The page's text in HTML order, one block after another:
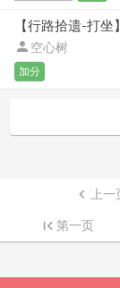
【行路拾遗-打
 空心树
加分
 上一
第一页